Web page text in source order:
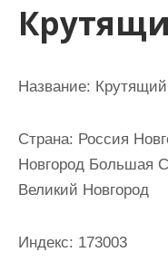
Название:
Страна: Россия
Новгород Большая
Великий Новгород
Индекс: 173003